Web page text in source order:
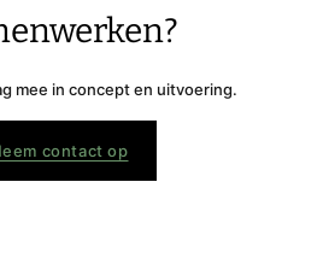
mee in concept en uitvoering.
contact op